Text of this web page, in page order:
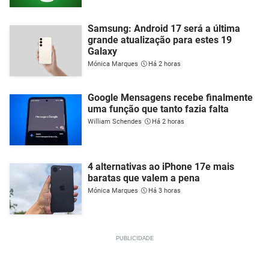
Samsung: Android 17 será a última
grande atualização para estes 19
Galaxy
Mónica Marques Há 2 horas
Google Mensagens recebe finalmente
uma função que tanto fazia falta
William Schendes Há 2 horas
4 alternativas ao iPhone 17e mais
baratas que valem a pena
Mónica Marques Há 3 horas